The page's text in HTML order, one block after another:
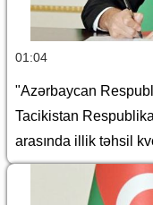
01:04
"Azərbaycan
Tacikistan
arasında illik təhsil
haqqında Saziş"in